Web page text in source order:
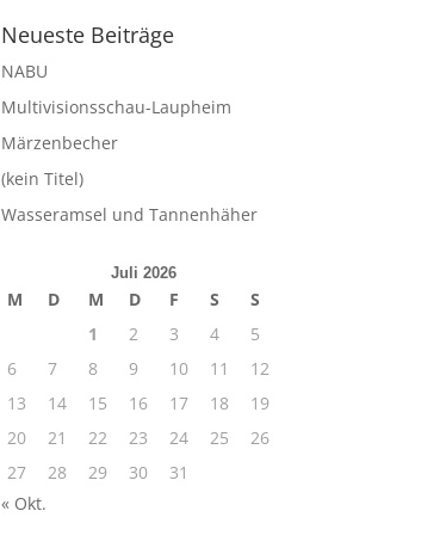
Neueste Beiträge
NABU
Multivisionsschau-Laupheim
Märzenbecher
(kein Titel)
Wasseramsel und Tannenhäher
Juli 2026
M D M D F S
S
1
2 3 4
5
6
7 8 9 10 11
12
13
14 15 16 17 18
19
20
21 22 23 24 25
26
27
28 29 30
31
« Okt.